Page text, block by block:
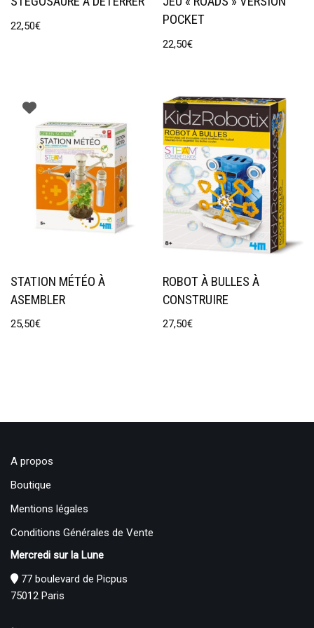
22,50€
POCKET
22,50€
STATION MÉTÉO À
ASEMBLER
25,50€
ROBOT À BULLES À
CONSTRUIRE
27,50€
A propos
Boutique
Mentions légales
Conditions Générales de Vente
Mercredi sur la Lune
77 boulevard de Picpus
75012 Paris